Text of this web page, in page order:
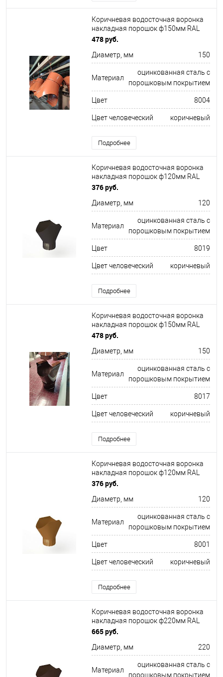
Коричневая водосточная воронка
накладная порошок ф150мм RAL
8004
478 руб.
Диаметр, мм 150
Материал
оцинкованная сталь с
порошковым покрытием
Цвет 8004
Цвет человеческий коричневый
Подробнее
Коричневая водосточная воронка
накладная порошок ф120мм RAL
8019
376 руб.
Диаметр, мм 120
Материал
оцинкованная сталь с
порошковым покрытием
Цвет 8019
Цвет человеческий коричневый
Подробнее
Коричневая водосточная воронка
накладная порошок ф150мм RAL
8017
478 руб.
Диаметр, мм 150
Материал
оцинкованная сталь с
порошковым покрытием
Цвет 8017
Цвет человеческий коричневый
Подробнее
Коричневая водосточная воронка
накладная порошок ф120мм RAL
8001
376 руб.
Диаметр, мм 120
Материал
оцинкованная сталь с
порошковым покрытием
Цвет 8001
Цвет человеческий коричневый
Подробнее
Коричневая водосточная воронка
накладная порошок ф220мм RAL
8014
665 руб.
Диаметр, мм 220
Материал
оцинкованная сталь с
порошковым покрытием